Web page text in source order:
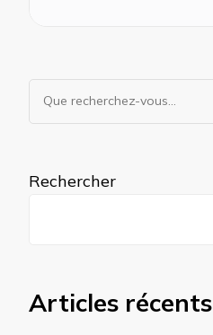
Vous
recherchiez
Rechercher
Articles récents